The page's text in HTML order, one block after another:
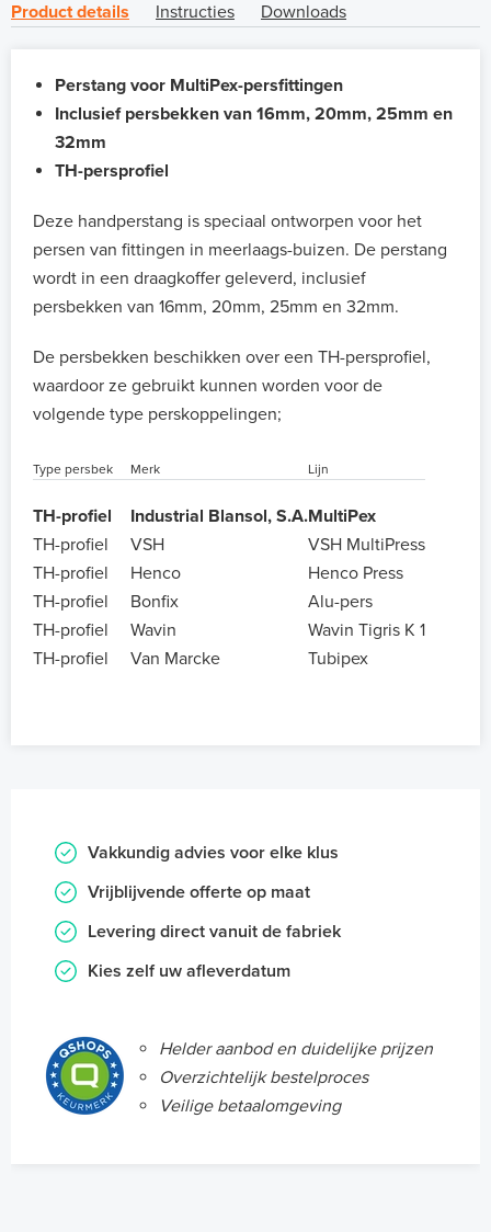
Product details Instructies Downloads
Perstang voor MultiPex-persfittingen
Inclusief persbekken van 16mm, 20mm, 25mm en
32mm
TH-persprofiel
Deze handperstang is speciaal ontworpen voor het
persen van fittingen in meerlaags-buizen. De perstang
wordt in een draagkoffer geleverd, inclusief
persbekken van 16mm, 20mm, 25mm en 32mm.
De persbekken beschikken over een TH-persprofiel,
waardoor ze gebruikt kunnen worden voor de
volgende type perskoppelingen;
Type persbek Merk Lijn
TH-profiel Industrial Blansol, S.A.MultiPex
TH-profiel
VSH
VSH MultiPress
TH-profiel
Henco
Henco Press
TH-profiel
Bonfix
Alu-pers
TH-profiel
Wavin
Wavin Tigris K 1
TH-profiel
Van Marcke Tubipex
Vakkundig advies voor elke klus
Vrijblijvende offerte op maat
Levering direct vanuit de fabriek
Kies zelf uw afleverdatum
Helder aanbod en duidelijke prijzen
Overzichtelijk bestelproces
Veilige betaalomgeving